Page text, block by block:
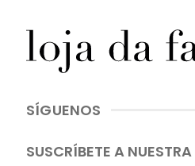
SÍGUENOS
SUSCRÍBETE A NUESTRA